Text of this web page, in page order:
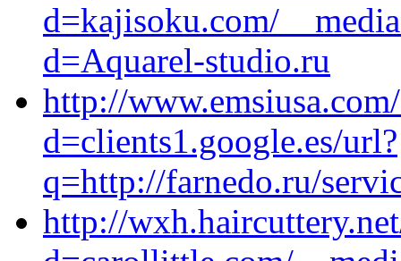
d=kajisoku.com/
d=Aquarel-studio.ru
http://
d=clients1.google.es/url?
q=http://farnedo.ru/
http://